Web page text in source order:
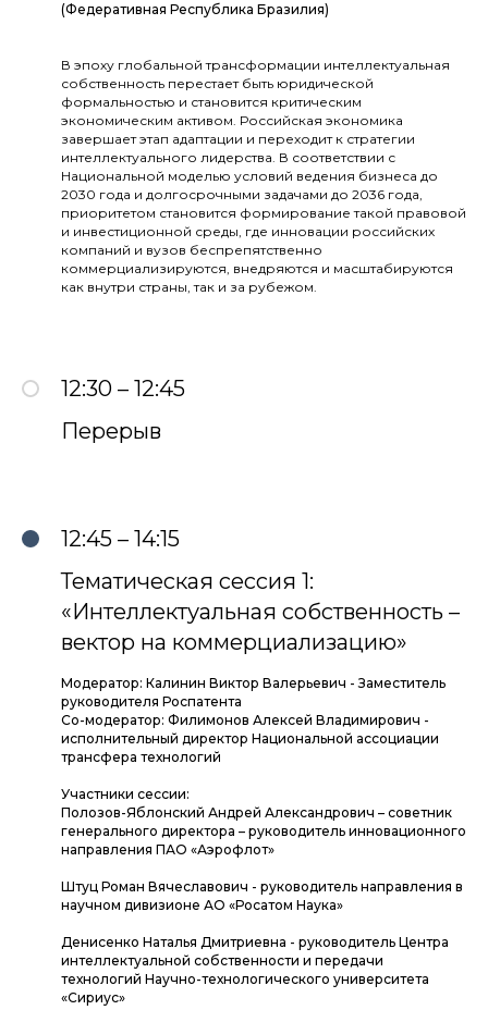
(Федеративная Республика Бразилия)
В эпоху глобальной трансформации интеллектуальная
собственность перестает быть юридической
формальностью и становится критическим
экономическим активом. Российская экономика
завершает этап адаптации и переходит к стратегии
интеллектуального лидерства. В соответствии с
Национальной моделью условий ведения бизнеса до
2030 года и долгосрочными задачами до 2036 года,
приоритетом становится формирование такой правовой
и инвестиционной среды, где инновации российских
компаний и вузов беспрепятственно
коммерциализируются, внедряются и масштабируются
как внутри страны, так и за рубежом.
12:30 – 12:45
Перерыв
12:45 – 14:15
Тематическая сессия 1:
«Интеллектуальная собственность –
вектор на коммерциализацию»
Модератор: Калинин Виктор Валерьевич - Заместитель
руководителя Роспатента
Со-модератор: Филимонов Алексей Владимирович -
исполнительный директор Национальной ассоциации
трансфера технологий
Участники сессии:
Полозов-Яблонский Андрей Александрович – советник
генерального директора – руководитель инновационного
направления ПАО «Аэрофлот»
Штуц Роман Вячеславович - руководитель направления в
научном дивизионе АО «Росатом Наука»
Денисенко Наталья Дмитриевна - руководитель Центра
интеллектуальной собственности и передачи
технологий Научно-технологического университета
«Сириус»